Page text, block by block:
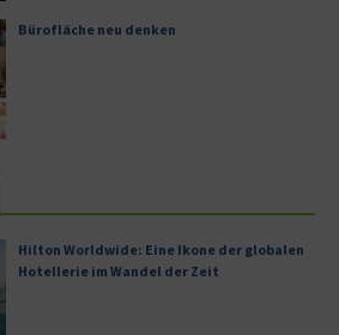
Bürofläche neu denken
Hilton Worldwide: Eine Ikone der globalen
Hotellerie im Wandel der Zeit